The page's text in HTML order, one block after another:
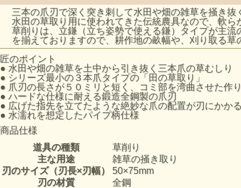
三本の爪刃で深く突き刺して水田や畑の雑草を掻き
水田の草取り用に使われてきた伝統農具なので、軟
草削りは、立鎌（立ち姿勢で使える鎌）タイプが主
を揃えておりますので、耕作地の畝幅や、刈り取る
匠のポイント
● 水田や畑の雑草を土中から引き抜く三本爪の草むしり
● シリーズ最小の３本爪タイプの「田の草取り」
● 爪刃の長さが５０ミリと短く、コミ部を湾曲させた作
● ハードな仕様に耐える鍛造全鋼製の爪刃
● 広げた指先を立てたような絶妙な爪の配置が刃にかか
● 水濡れを想定したパイプ柄仕様
商品仕様
道具の種類
草削り
主な用途
雑草の掻き取り
刃のサイズ（刃長×刃幅）
50×75mm
刃の材質
全鋼